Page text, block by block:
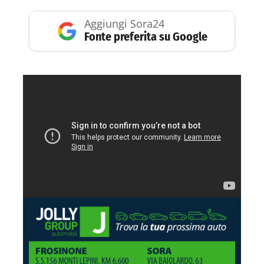
Aggiungi Sora24
Fonte preferita su Google